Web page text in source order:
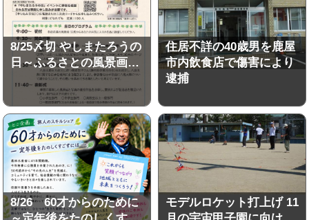
8/25〆切 やしまたろうの
日～ふるさとの風景画…
住居不詳の40歳男を鹿屋
市内飲食店で傷害により
逮捕
8/26 60才からのために
モデルロケット打上げ 11